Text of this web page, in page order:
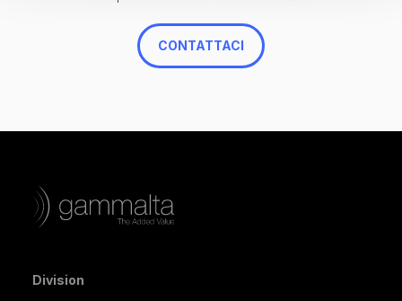
CONTATTACI
Division